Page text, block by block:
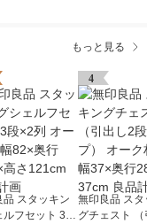
もっと見る
品 スタッキン
ルフセット 3段
4
無印良品 スタ
グチェスト